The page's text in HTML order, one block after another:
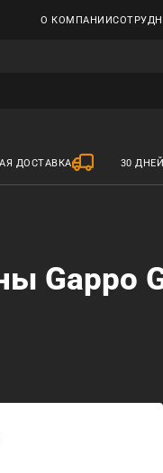
О КОМПАНИИ
ДОСТАВКА 30
Gappo